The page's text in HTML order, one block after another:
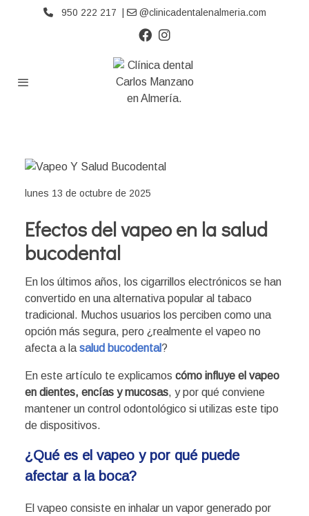
950 222 217 | @clinicadentalenalmeria.com
lunes 13 de octubre de 2025
Efectos del vapeo en la salud
bucodental
En los últimos años, los cigarrillos electrónicos se han
convertido en una alternativa popular al tabaco
tradicional. Muchos usuarios los perciben como una
opción más segura, pero ¿realmente el vapeo no
afecta a la salud bucodental?
En este artículo te explicamos cómo influye el vapeo
en dientes, encías y mucosas, y por qué conviene
mantener un control odontológico si utilizas este tipo
de dispositivos.
¿Qué es el vapeo y por qué puede
afectar a la boca?
El vapeo consiste en inhalar un vapor generado por